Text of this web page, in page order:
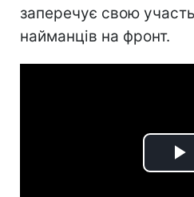
заперечує свою
найманців на фронт.